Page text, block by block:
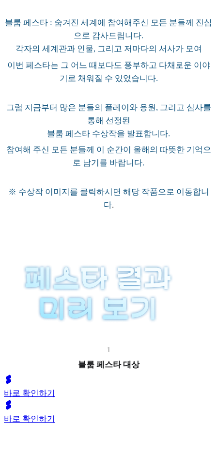
블룸 페스타 : 숨겨진 세계에 참여해주신 모든 분들께 진심
으로 감사드립니다.
각자의 세계관과 인물, 그리고 저마다의 서사가 모여
이번 페스타는 그 어느 때보다도 풍부하고 다채로운 이야
기로 채워질 수 있었습니다.
그럼 지금부터 많은 분들의 플레이와 응원, 그리고 심사를
통해 선정된
블룸 페스타 수상작을 발표합니다.
참여해 주신 모든 분들께 이 순간이 올해의 따뜻한 기억으
로 남기를 바랍니다.
※ 수상작 이미지를 클릭하시면 해당 작품으로 이동합니
다.
1
블룸 페스타 대상
바로 확인하기
바로 확인하기